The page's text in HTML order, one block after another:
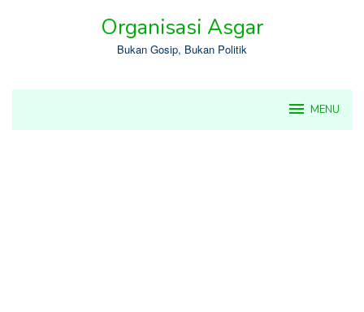
Organisasi Asgar
Bukan Gosip, Bukan Politik
MENU